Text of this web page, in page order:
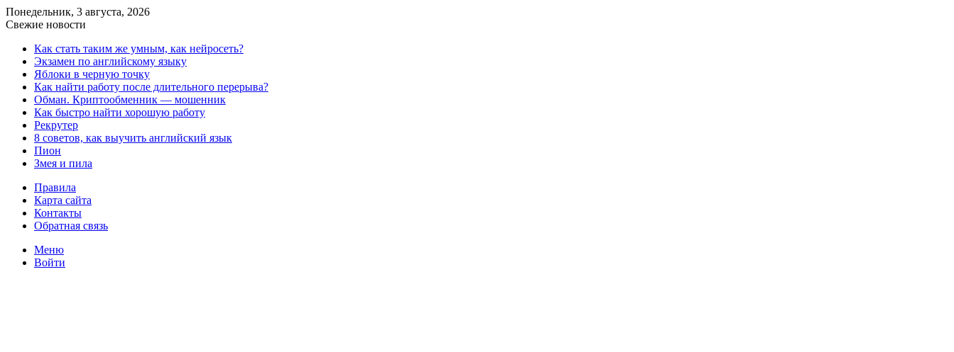
Понедельник, 3 августа, 2026
Свежие новости
Как стать таким же умным, как нейросеть?
Экзамен по английскому языку
Яблоки в черную точку
Как найти работу после длительного перерыва?
Обман. Криптообменник — мошенник
Как быстро найти хорошую работу
Рекрутер
8 советов, как выучить английский язык
Пион
Змея и пила
Правила
Карта сайта
Контакты
Обратная связь
Меню
Войти